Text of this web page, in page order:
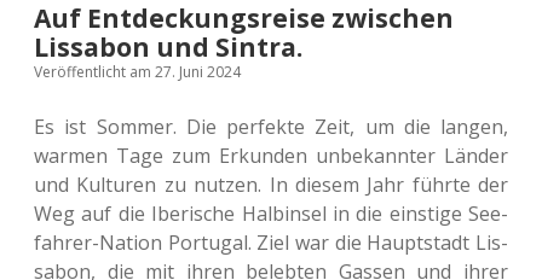
Auf Entdeckungsreise zwischen
Lissabon und Sintra.
Veröffentlicht am 27. Juni 2024
Es ist Sommer. Die per­fek­te Zeit, um die langen,
warmen Tage zum Erkun­den unbe­kann­ter Länder
und Kul­tu­ren zu nutzen. In diesem Jahr führte der
Weg auf die Ibe­ri­sche Halb­in­sel in die eins­ti­ge See­
fah­rer-Nation Por­tu­gal. Ziel war die Haupt­stadt Lis­
sa­bon, die mit ihren beleb­ten Gassen und ihrer